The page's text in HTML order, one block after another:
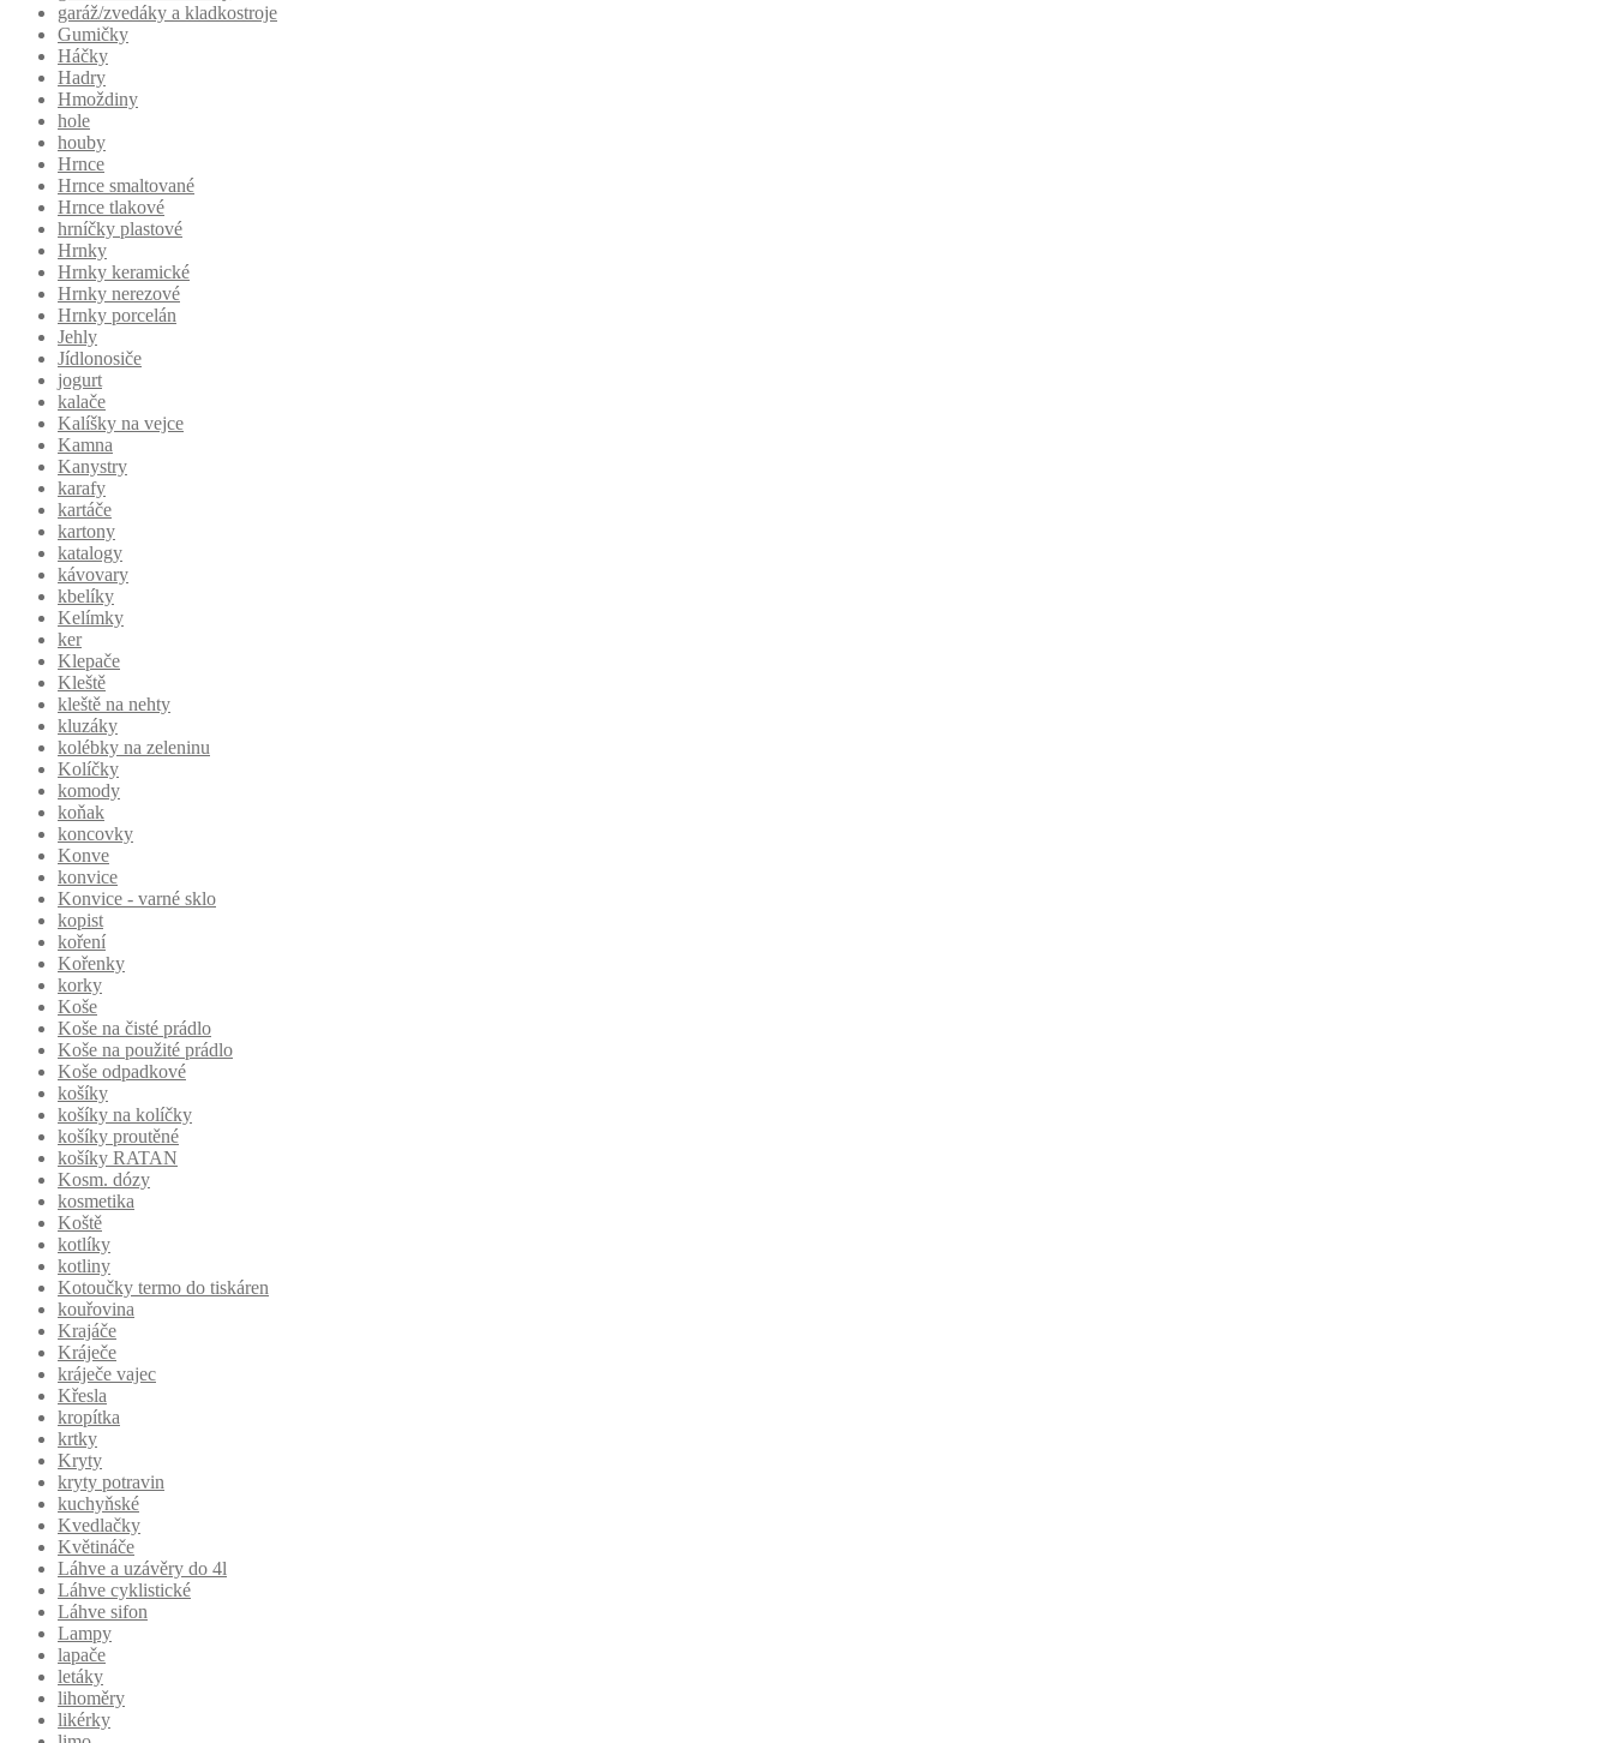
garáž/zvedáky a kladkostroje
Gumičky
Háčky
Hadry
Hmoždiny
hole
houby
Hrnce
Hrnce smaltované
Hrnce tlakové
hrníčky plastové
Hrnky
Hrnky keramické
Hrnky nerezové
Hrnky porcelán
Jehly
Jídlonosiče
jogurt
kalače
Kalíšky na vejce
Kamna
Kanystry
karafy
kartáče
kartony
katalogy
kávovary
kbelíky
Kelímky
ker
Klepače
Kleště
kleště na nehty
kluzáky
kolébky na zeleninu
Kolíčky
komody
koňak
koncovky
Konve
konvice
Konvice - varné sklo
kopist
koření
Kořenky
korky
Koše
Koše na čisté prádlo
Koše na použité prádlo
Koše odpadkové
košíky
košíky na kolíčky
košíky proutěné
košíky RATAN
Kosm. dózy
kosmetika
Koště
kotlíky
kotliny
Kotoučky termo do tiskáren
kouřovina
Krajáče
Kráječe
kráječe vajec
Křesla
kropítka
krtky
Kryty
kryty potravin
kuchyňské
Kvedlačky
Květináče
Láhve a uzávěry do 4l
Láhve cyklistické
Láhve sifon
Lampy
lapače
letáky
lihoměry
likérky